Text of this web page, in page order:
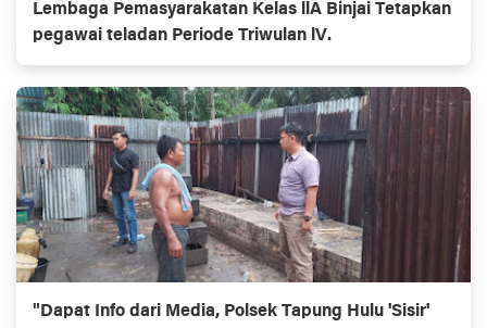
Lembaga Pemasyarakatan Kelas llA Binjai Tetapkan
pegawai teladan Periode Triwulan lV.
"Dapat Info dari Media, Polsek Tapung Hulu 'Sisir'